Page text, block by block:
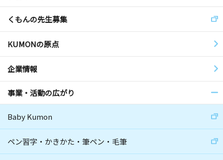
くもんの先生募集
KUMONの原点
企業情報
事業・活動の広がり
Baby Kumon
ペン習字・かきかた・筆ペン・毛筆